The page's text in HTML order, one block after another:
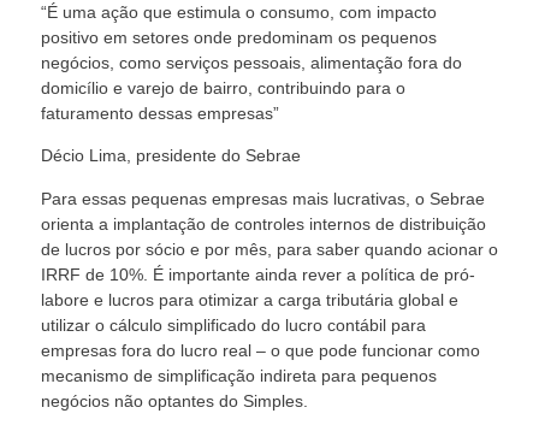
“É uma ação que estimula o consumo, com impacto
positivo em setores onde predominam os pequenos
negócios, como serviços pessoais, alimentação fora do
domicílio e varejo de bairro, contribuindo para o
faturamento dessas empresas”
Décio Lima, presidente do Sebrae
Para essas pequenas empresas mais lucrativas, o Sebrae
orienta a implantação de controles internos de distribuição
de lucros por sócio e por mês, para saber quando acionar o
IRRF de 10%. É importante ainda rever a política de pró-
labore e lucros para otimizar a carga tributária global e
utilizar o cálculo simplificado do lucro contábil para
empresas fora do lucro real – o que pode funcionar como
mecanismo de simplificação indireta para pequenos
negócios não optantes do Simples.